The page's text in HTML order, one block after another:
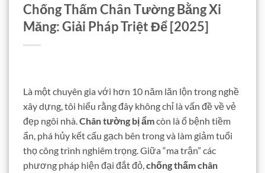
Chống Thấm Chân Tường Bằng Xi
Măng: Giải Pháp Triệt Để [2025]
Là một chuyên gia với hơn 10 năm lăn lộn trong nghề
xây dựng, tôi hiểu rằng đây không chỉ là vấn đề về vẻ
đẹp ngôi nhà. Chân tường bị ẩmcòn là ổ bệnh tiềm
ẩn, phá hủy kết cấu gạch bên trong và làm giảm tuổi
thọ công trình nghiêm trọng. Giữa “ma trận” các
phương pháp hiện đại đắt đỏ, chống thấm chân